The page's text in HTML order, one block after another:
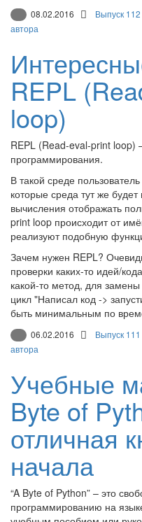
08.02.2016 Выпуск 112
автора
REPL
loop)
REPL (Read-eval-print loop)
программирования.
В такой среде
которые среда тут же будет
вычисления отображать
print loop происходит от
реализуют подобную
Зачем нужен REPL?
проверки каких-то идей/
какой-то метод, для
цикл "Написал код ->
быть минимальным по
06.02.2016 Выпуск 111
автора
Учебные
Byte of
отличная
начала
“A Byte of Python” – это
программированию на